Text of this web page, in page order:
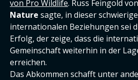
von Pro Wildlife. Russ Feingold
Nature sagte, in dieser
internationalen Beziehungen sei
Erfolg, der zeige, dass die
Gemeinschaft weiterhin in der
erreichen.
Das Abkommen schafft unter